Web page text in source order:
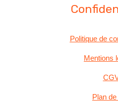
Politique de
Mentions
Plan